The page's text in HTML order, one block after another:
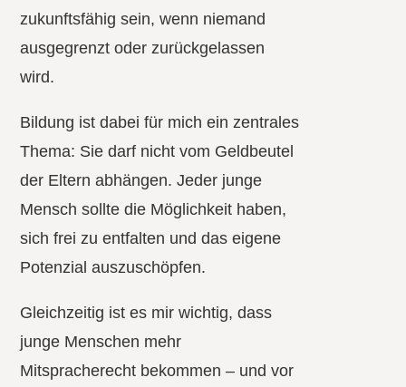
zukunftsfähig sein, wenn niemand
ausgegrenzt oder zurückgelassen
wird.
Bildung ist dabei für mich ein zentrales
Thema: Sie darf nicht vom Geldbeutel
der Eltern abhängen. Jeder junge
Mensch sollte die Möglichkeit haben,
sich frei zu entfalten und das eigene
Potenzial auszuschöpfen.
Gleichzeitig ist es mir wichtig, dass
junge Menschen mehr
Mitspracherecht bekommen – und vor